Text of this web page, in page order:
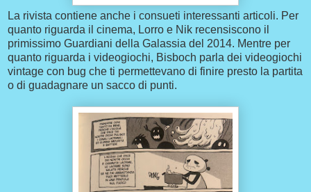
La rivista contiene anche i consueti interessanti articoli. Per
quanto riguarda il cinema, Lorro e Nik recensiscono il
primissimo Guardiani della Galassia del 2014. Mentre per
quanto riguarda i videogiochi, Bisboch parla dei videogiochi
vintage con bug che ti permettevano di finire presto la partita
o di guadagnare un sacco di punti.